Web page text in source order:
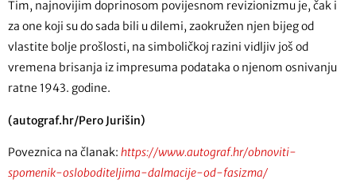
Tim, najnovijim doprinosom povijesnom revizionizmu je, čak i
za one koji su do sada bili u dilemi, zaokružen njen bijeg od
vlastite bolje prošlosti, na simboličkoj razini vidljiv još od
vremena brisanja iz impresuma podataka o njenom osnivanju
ratne 1943. godine.
(autograf.hr/Pero Jurišin)
Poveznica na članak: https://www.autograf.hr/obnoviti-
spomenik-osloboditeljima-dalmacije-od-fasizma/